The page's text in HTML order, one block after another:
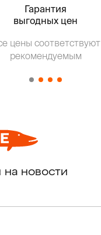
Гарантия
выгодных цен
цены соответствуют
рекомендуемым
на новости